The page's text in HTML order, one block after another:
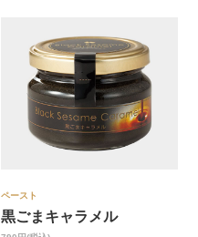
ペースト
黒ごまキャラメル